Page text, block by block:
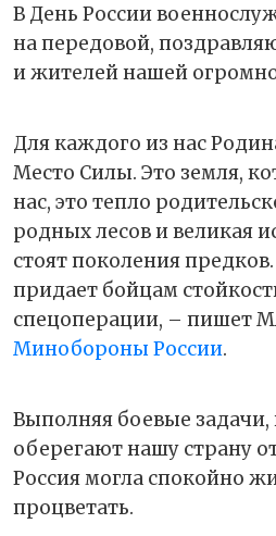
В День России
на передовой,
и жителей нашей
Для каждого из нас
Место Силы. Это земля,
нас, это тепло
родных лесов и великая
стоят поколения
придает бойцам
спецоперации, – пишет
Минобороны России.
Выполняя боевые
оберегают нашу страну
Россия могла спокойно
процветать.